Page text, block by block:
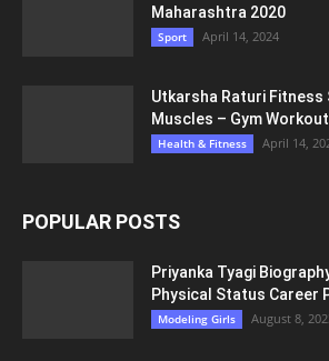
Maharashtra 2020
Sport April 14, 2024
Utkarsha Raturi Fitness
Muscles – Gym
Health & Fitness April 14,
POPULAR POSTS
Priyanka Tyagi
Physical Status Career
Modeling Girls August 8,